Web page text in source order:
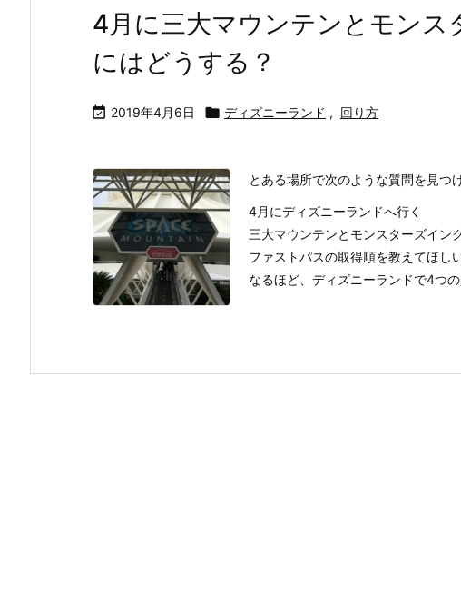
4月に三大マウンテンとモンス
にはどうする？
 2019年4月6日  ディズニーランド , 回り方
とある場所で次のような質問を見つ
4月にディズニーランドへ行く
三大マウンテンとモンスターズイン
ファストパスの取得順を教えてほし
なるほど、ディズニーランドで4つ